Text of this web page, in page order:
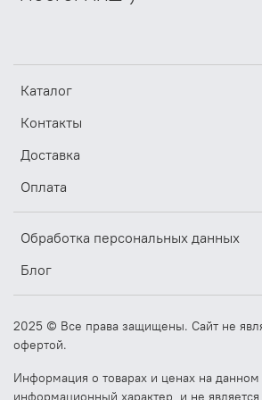
обеспечивает длительный срок их
двигателей осуществляется
Каталог
Контакты
Доставка
Оплата
Обработка персональных данных
Блог
2025 © Все права защищены. Сайт не
офертой.
Информация о товарах и ценах на данном
информационный характер, и не